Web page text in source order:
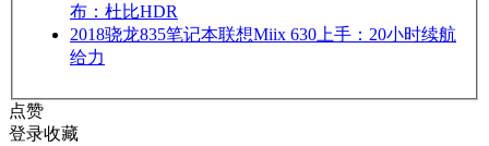
布：杜比HDR
2018骁龙835笔记本联想Miix 630上手：20小时续航
给力
点赞
登录收藏